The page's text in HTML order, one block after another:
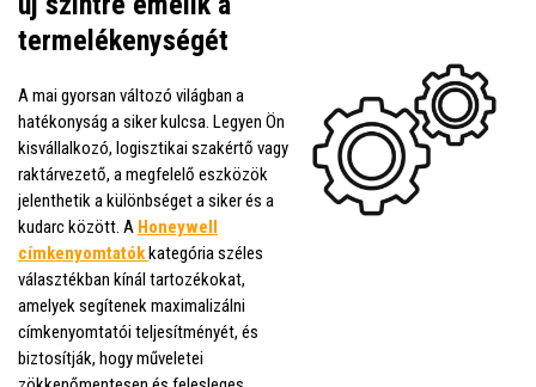
termelékenységét
A mai gyorsan változó világban a
hatékonyság a siker kulcsa. Legyen Ön
kisvállalkozó, logisztikai szakértő vagy
raktárvezető, a megfelelő eszközök
jelenthetik a különbséget a siker és a
kudarc között. A Honeywell
címkenyomtatókkategória széles
választékban kínál tartozékokat,
amelyek segítenek maximalizálni
címkenyomtatói teljesítményét, és
biztosítják, hogy műveletei